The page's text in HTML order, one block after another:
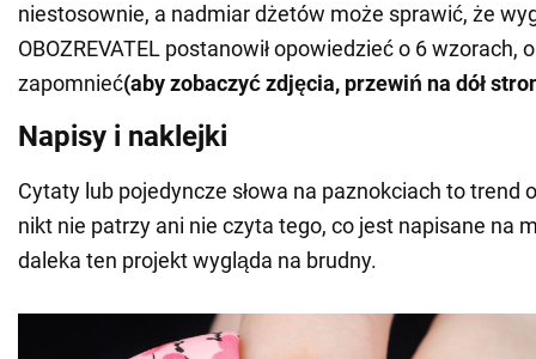
niestosownie, a nadmiar dżetów może sprawić, że
OBOZREVATEL postanowił opowiedzieć o 6 wzorach,
zapomnieć(aby zobaczyć zdjęcia, przewiń na dół
Napisy i naklejki
Cytaty lub pojedyncze słowa na paznokciach to trend
nikt nie patrzy ani nie czyta tego, co jest napisane na
daleka ten projekt wygląda na brudny.